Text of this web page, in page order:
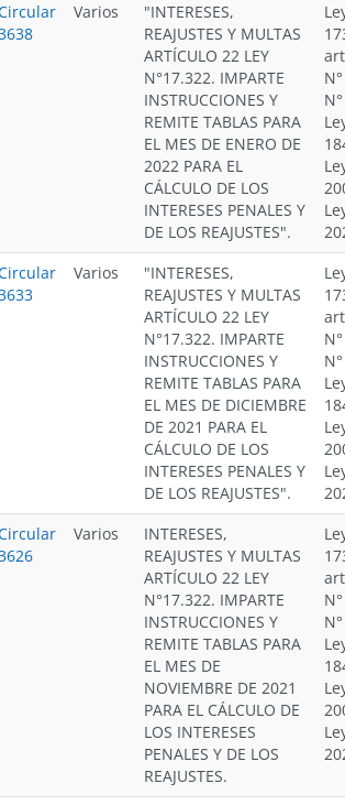
Varios
"INTERESES,
REAJUSTES Y MULTAS
ARTÍCULO 22 LEY
N°17.322. IMPARTE
INSTRUCCIONES Y
REMITE TABLAS PARA
EL MES DE ENERO DE
2022 PARA EL
CÁLCULO DE LOS
INTERESES PENALES Y
DE LOS REAJUSTES".
Varios
"INTERESES,
REAJUSTES Y MULTAS
ARTÍCULO 22 LEY
N°17.322. IMPARTE
INSTRUCCIONES Y
REMITE TABLAS PARA
EL MES DE DICIEMBRE
DE 2021 PARA EL
CÁLCULO DE LOS
INTERESES PENALES Y
DE LOS REAJUSTES".
Varios
INTERESES,
REAJUSTES Y MULTAS
ARTÍCULO 22 LEY
N°17.322. IMPARTE
INSTRUCCIONES Y
REMITE TABLAS PARA
EL MES DE
NOVIEMBRE DE 2021
PARA EL CÁLCULO DE
LOS INTERESES
PENALES Y DE LOS
REAJUSTES.